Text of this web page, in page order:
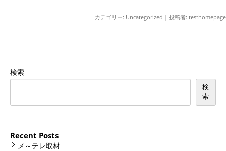
カテゴリー: Uncategorized | 投稿者: testhomepage
検索
検
索
Recent Posts
メ～テレ取材